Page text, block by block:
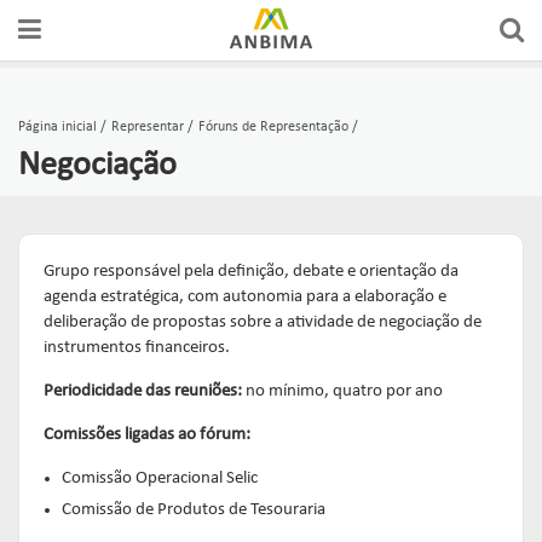
Página inicial Representar Fóruns de Representação
Negociação
Grupo responsável pela definição, debate e orientação da
agenda estratégica, com autonomia para a elaboração e
deliberação de propostas sobre a atividade de negociação de
instrumentos financeiros.
Periodicidade das reuniões: no mínimo, quatro por ano
Comissões ligadas ao fórum:
Comissão Operacional Selic
Comissão de Produtos de Tesouraria